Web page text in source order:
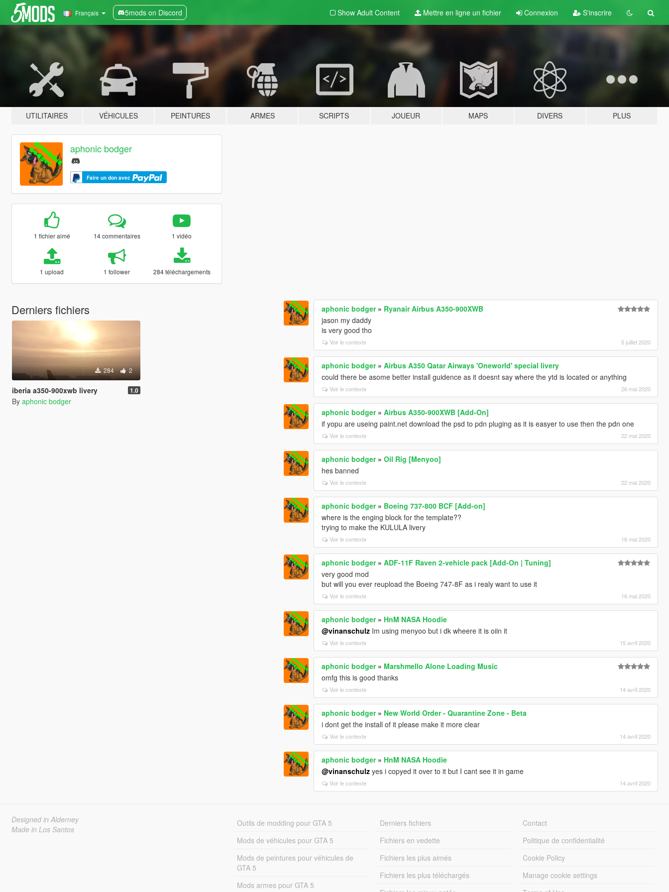
Français 5mods on Discord Show Adult Content Mettre en ligne un fichier Connexion S'inscrire
UTILITAIRES VÉHICULES PEINTURES ARMES SCRIPTS JOUEUR MAPS DIVERS PLUS
aphonic bodger
Faire un don avec
1 fichier aimé 14 commentaires 1 vidéo
1 upload 1 follower 284 téléchargements
Derniers fichiers
284 2
iberia a350-900xwb livery 1.0
By aphonic bodger
aphonic bodger» Ryanair Airbus A350-900XWB
jason my daddy
is very good tho
Voir le contexte 5 juillet 2020
aphonic bodger»Airbus A350 Qatar Airways 'Oneworld' special livery
could there be asome better install guidence as it doesnt say where the ytd is located or anything
Voir le contexte 26 mai 2020
aphonic bodger»Airbus A350-900XWB [Add-On]
if yopu are useing paint.net download the psd to pdn pluging as it is easyer to use then the pdn one
Voir le contexte 22 mai 2020
aphonic bodger»Oil Rig [Menyoo]
hes banned
Voir le contexte 22 mai 2020
aphonic bodger» Boeing 737-800 BCF [Add-on]
where is the enging block for the template??
trying to make the KULULA livery
Voir le contexte 16 mai 2020
aphonic bodger»ADF-11F Raven 2-vehicle pack [Add-On | Tuning]
very good mod
but will you ever reupload the Boeing 747-8F as i realy want to use it
Voir le contexte 16 mai 2020
aphonic bodger» HnM NASA Hoodie
@vinanschulz Im using menyoo but i dk wheere it is oiin it
Voir le contexte 15 avril 2020
aphonic bodger» Marshmello Alone Loading Music
omfg this is good thanks
Voir le contexte 14 avril 2020
aphonic bodger» New World Order - Quarantine Zone - Beta
i dont get the install of it please make it more clear
Voir le contexte 14 avril 2020
aphonic bodger» HnM NASA Hoodie
@vinanschulz yes i copyed it over to it but I cant see it in game
Voir le contexte 14 avril 2020
Designed in Alderney
Made in Los Santos
Outils de modding pour GTA 5
Mods de véhicules pour GTA 5
Mods de peintures pour véhicules de
GTA 5
Mods armes pour GTA 5
Derniers fichiers
Fichiers en vedette
Fichiers les plus aimés
Fichiers les plus téléchargés
Contact
Politique de confidentialité
Cookie Policy
Manage cookie settings